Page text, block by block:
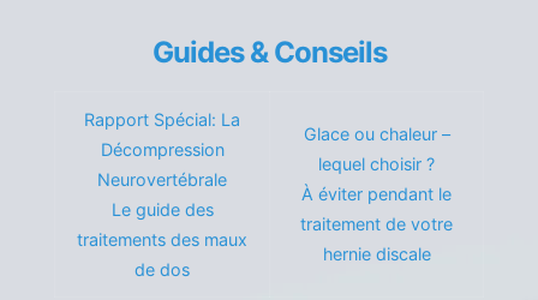
Guides & Conseils
Rapport Spécial: La
Décompression
Neurovertébrale
Le guide des
traitements des maux
de dos
Glace ou chaleur –
lequel choisir ?
À éviter pendant le
traitement de votre
hernie discale